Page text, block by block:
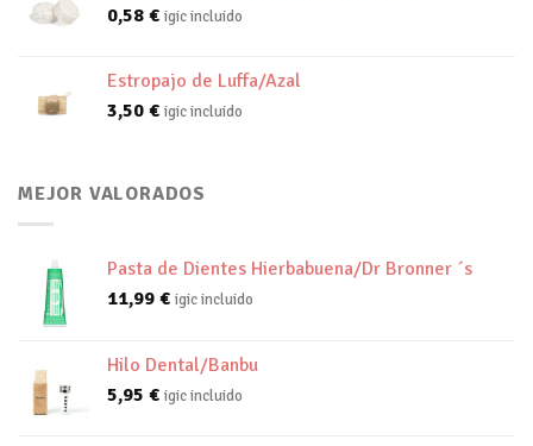
0,58 € igic incluido
Estropajo de Luffa/Azal
3,50 € igic incluido
MEJOR VALORADOS
Pasta de Dientes Hierbabuena/Dr Bronner ´s
11,99 € igic incluido
Hilo Dental/Banbu
5,95 € igic incluido